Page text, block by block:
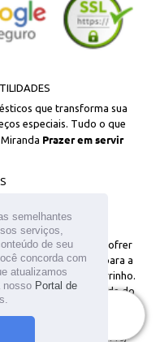
semelhantes
serviços,
de seu
concorda com
atualizamos
nosso Portal de
que transforma sua
especiais. Tudo o que
Prazer em servir
Os estoques podem sofrer
são válidos apenas para a
válido é o do carrinho.
são de propriedade do
a sua reprodução, total ou
UTENSILIOS LTDA /
Estadual: 141.096.449.110/